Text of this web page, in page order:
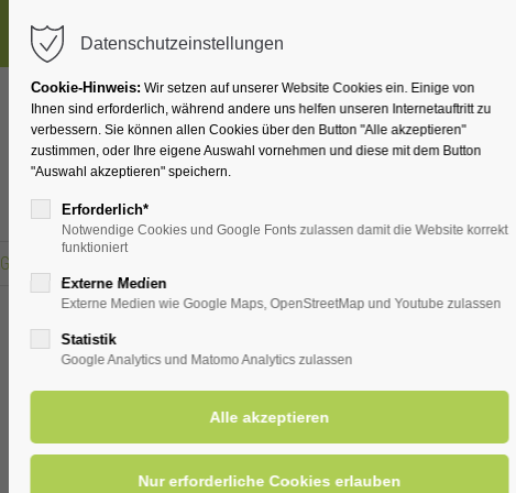
info@badwesternkotten.de
Ihr Heilbad Übernachten Für Ihre
Gastgeber
Datenschutzeinstellungen
Cookie-Hinweis: Wir setzen auf unserer Website Cookies ein. Einige von
Ihnen sind erforderlich, während andere uns helfen unseren Internetauftritt zu
verbessern. Sie können allen Cookies über den Button "Alle akzeptieren"
zustimmen, oder Ihre eigene Auswahl vornehmen und diese mit dem Button
"Auswahl akzeptieren" speichern.
Erforderlich*
Notwendige Cookies und Google Fonts zulassen damit die Website korrekt
funktioniert
Externe Medien
Externe Medien wie Google Maps, OpenStreetMap und Youtube zulassen
Statistik
Google Analytics und Matomo Analytics zulassen